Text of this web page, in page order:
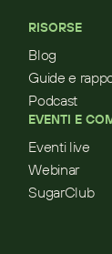
RISORSE
Blog
Guide e
Podcast
EVENTI E
Eventi live
Webinar
SugarClub